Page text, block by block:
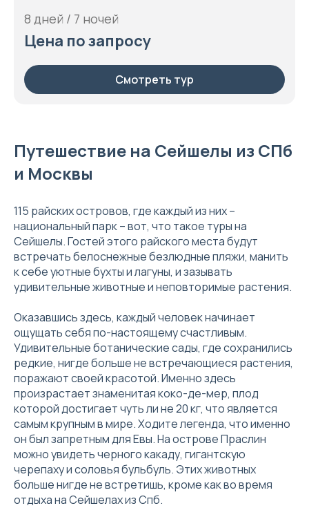
8 дней / 7 ночей
Цена по запросу
Смотреть тур
Путешествие на Сейшелы из СПб
и Москвы
115 райских островов, где каждый из них –
национальный парк – вот, что такое туры на
Сейшелы. Гостей этого райского места будут
встречать белоснежные безлюдные пляжи, манить
к себе уютные бухты и лагуны, и зазывать
удивительные животные и неповторимые растения.
Оказавшись здесь, каждый человек начинает
ощущать себя по-настоящему счастливым.
Удивительные ботанические сады, где сохранились
редкие, нигде больше не встречающиеся растения,
поражают своей красотой. Именно здесь
произрастает знаменитая коко-де-мер, плод
которой достигает чуть ли не 20 кг, что является
самым крупным в мире. Ходите легенда, что именно
он был запретным для Евы. На острове Праслин
можно увидеть черного какаду, гигантскую
черепаху и соловья бульбуль. Этих животных
больше нигде не встретишь, кроме как во время
отдыха на Сейшелах из Спб.